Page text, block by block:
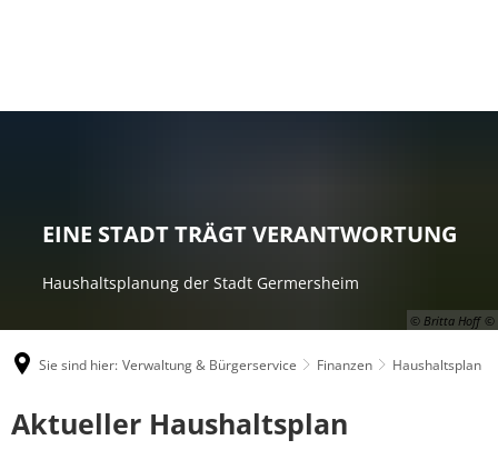
© Britta Hoff
EINE STADT TRÄGT VERANTWORTUNG
Haushaltsplanung der Stadt Germersheim
Sie sind hier: Verwaltung & Bürgerservice Finanzen Haushaltsplan
Haushaltsplan
Aktueller Haushaltsplan